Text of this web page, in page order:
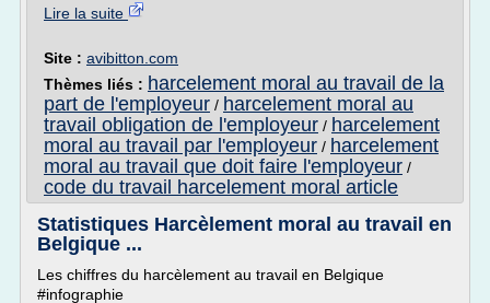
Lire la suite
Site : avibitton.com
Thèmes liés : harcelement moral au travail de la
part de l'employeur / harcelement moral au
travail obligation de l'employeur / harcelement
moral au travail par l'employeur / harcelement
moral au travail que doit faire l'employeur /
code du travail harcelement moral article
Statistiques Harcèlement moral au travail en
Belgique ...
Les chiffres du harcèlement au travail en Belgique
#infographie